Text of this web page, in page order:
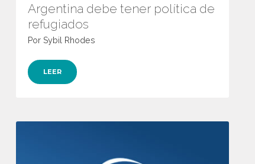
Argentina debe tener política de
refugiados
Por Sybil Rhodes
LEER